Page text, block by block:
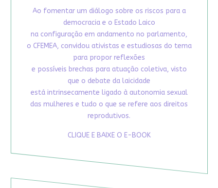
Ao fomentar um diálogo sobre os riscos para a
democracia e o Estado Laico
na configuração em andamento no parlamento,
o CFEMEA, convidou ativistas e estudiosas do tema
para propor reflexões
e possíveis brechas para atuação coletiva, visto
que o debate da laicidade
está intrinsecamente ligado à autonomia sexual
das mulheres e tudo o que se refere aos direitos
reprodutivos.
CLIQUE E BAIXE O E-BOOK